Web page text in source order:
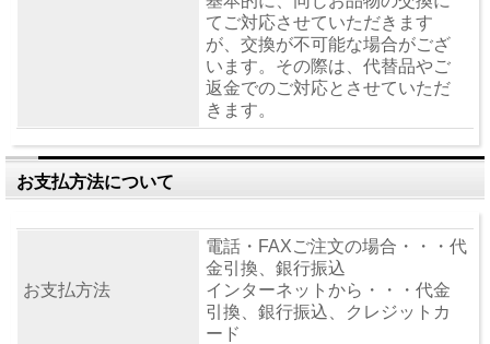
てご対応させていただきます
が、交換が不可能な場合がござ
います。その際は、代替品やご
返金でのご対応とさせていただ
きます。
お支払方法について
お支払方法
電話・FAXご注文の場合・・・代
金引換、銀行振込
インターネットから・・・代金
引換、銀行振込、クレジットカ
ード